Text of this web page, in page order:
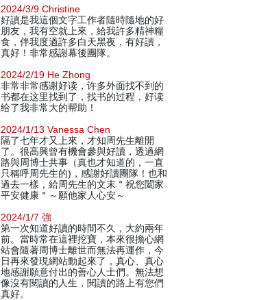
2024/3/9 Christine
好讀是我這個文字工作者隨時隨地的好
朋友，我有空就上來，給我許多精神糧
食，伴我度過許多白天黑夜，有好讀，
真好！非常感謝幕後團隊。
2024/2/19 He Zhong
非常非常感谢好读，许多外面找不到的
书都在这里找到了，找书的过程，好读
给了我非常大的帮助！
2024/1/13 Vanessa Chen
隔了七年才又上來，才知周先生離開
了。很高興曾有機會參與好讀，透過網
路與周博士共事（真也才知道的，一直
只稱呼周先生的)，感謝好讀團隊！也和
過去一樣，給周先生的文末＂祝您闔家
平安健康＂～願他家人心安～
2024/1/7 強
第一次知道好讀的時間不久，大約兩年
前。當時常在這裡挖寶，本來很擔心網
站會隨著周博士離世而無法再運作，今
日再來發現網站動起來了，真心、真心
地感謝願意付出的善心人士們。無法想
像沒有閱讀的人生，閱讀的路上有您們
真好。